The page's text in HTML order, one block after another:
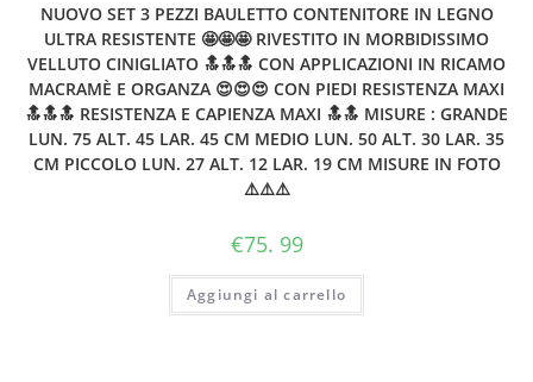
NUOVO SET 3 PEZZI BAULETTO CONTENITORE IN LEGNO
ULTRA RESISTENTE 🤩🤩🤩 RIVESTITO IN MORBIDISSIMO
VELLUTO CINIGLIATO 🔝🔝🔝 CON APPLICAZIONI IN RICAMO
MACRAMÈ E ORGANZA 😍😍😍 CON PIEDI RESISTENZA MAXI
🔝🔝🔝 RESISTENZA E CAPIENZA MAXI 🔝🔝 MISURE : GRANDE
LUN. 75 ALT. 45 LAR. 45 CM MEDIO LUN. 50 ALT. 30 LAR. 35
CM PICCOLO LUN. 27 ALT. 12 LAR. 19 CM MISURE IN FOTO
⚠️⚠️⚠️
€75. 99
Aggiungi al carrello